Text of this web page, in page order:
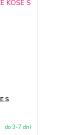
S
do 3-7 dní